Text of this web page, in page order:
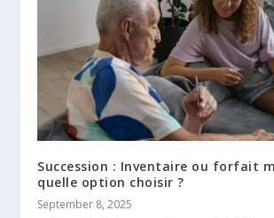
Succession : Inventaire ou forfait
quelle option choisir ?
September 8, 2025